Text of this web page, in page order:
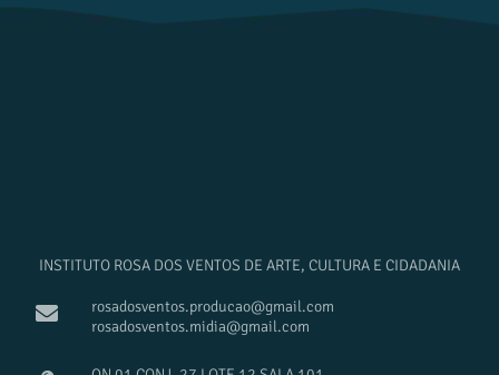
INSTITUTO ROSA DOS VENTOS DE ARTE, CULTURA E CIDADANIA
rosadosventos.producao@gmail.com
rosadosventos.midia@gmail.com